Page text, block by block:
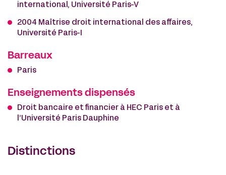
international, Université Paris-V
2004 Maîtrise droit international des affaires,
Université Paris-I
Barreaux
Paris
Enseignements dispensés
Droit bancaire et financier à HEC Paris et à
l’Université Paris Dauphine
Distinctions